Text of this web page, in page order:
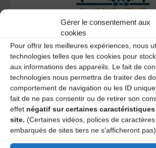
Gérer le consentement aux
cookies
Pour offrir les meilleures expériences, nous
technologies telles que les cookies pour
aux informations des appareils. Le fait de
technologies nous permettra de traiter des
comportement de navigation ou les ID
fait de ne pas consentir ou de retirer son
effet négatif sur certaines
site. (Certaines vidéos, polices de
embarqués de sites tiers ne s'afficheront pas)
Le distributeur des musiques
L’AMTA EST MEMBRE DE